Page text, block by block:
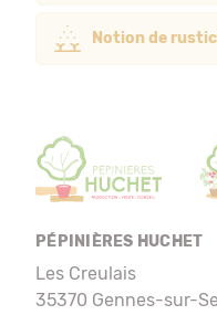
Notion de
PÉPINIÈRES HUCHET
Les Creulais
35370 Gennes-sur-